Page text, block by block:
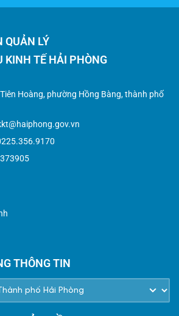
QUẢN LÝ
KINH TẾ HẢI PHÒNG
Hoàng, phường Hồng Bàng, thành phố
THÔNG TIN